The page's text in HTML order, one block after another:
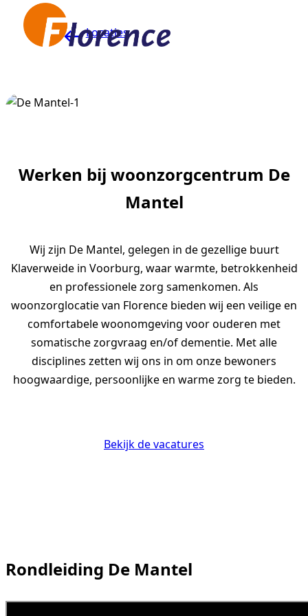
Naar hoofdinhoud
Locaties
Werken bij woonzorgcentrum De
Mantel
Wij zijn De Mantel, gelegen in de gezellige buurt
Klaverweide in Voorburg, waar warmte, betrokkenheid
en professionele zorg samenkomen. Als
woonzorglocatie van Florence bieden wij een veilige en
comfortabele woonomgeving voor ouderen met
somatische zorgvraag en/of dementie. Met alle
disciplines zetten wij ons in om onze bewoners
hoogwaardige, persoonlijke en warme zorg te bieden.
Bekijk de vacatures
Rondleiding De Mantel